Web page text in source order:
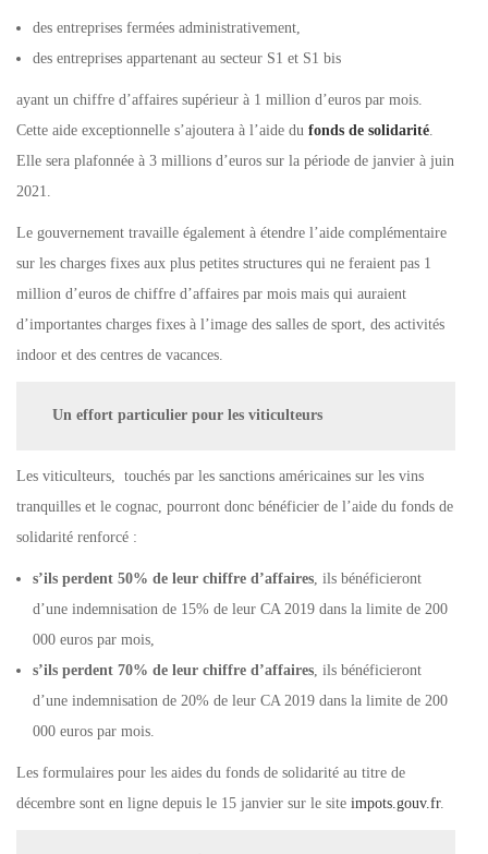
des entreprises fermées administrativement,
des entreprises appartenant au secteur S1 et S1 bis
ayant un chiffre d’affaires supérieur à 1 million d’euros par mois.
Cette aide exceptionnelle s’ajoutera à l’aide du fonds de solidarité
Elle sera plafonnée à 3 millions d’euros sur la période de janvier à juin
2021.
Le gouvernement travaille également à étendre l’aide complémentaire
sur les charges fixes aux plus petites structures qui ne feraient pas 1
million d’euros de chiffre d’affaires par mois mais qui auraient
d’importantes charges fixes à l’image des salles de sport, des activités
indoor et des centres de vacances.
Un effort particulier pour les viticulteurs
Les viticulteurs, touchés par les sanctions américaines sur les vins
tranquilles et le cognac, pourront donc bénéficier de l’aide du fonds de
solidarité renforcé :
s’ils perdent 50% de leur chiffre d’affaires , ils bénéficieront
d’une indemnisation de 15% de leur CA 2019 dans la limite de 200
000 euros par mois,
s’ils perdent 70% de leur chiffre d’affaires , ils bénéficieront
d’une indemnisation de 20% de leur CA 2019 dans la limite de 200
000 euros par mois.
Les formulaires pour les aides du fonds de solidarité au titre de
décembre sont en ligne depuis le 15 janvier sur le site impots.gouv.fr.